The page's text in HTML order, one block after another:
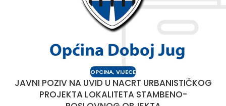
OPCINA,VIJECE
JAVNI POZIV NA UVID U NACRT URBANISTIČKOG
PROJEKTA LOKALITETA STAMBENO-